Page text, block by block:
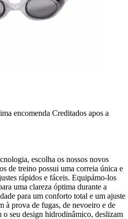
encomenda Creditados apos a
escolha os nossos novos
de treino possui uma correia única e
rápidos e fáceis. Equipámo-los
uma clareza óptima durante a
para um conforto total e um ajuste
à prova de fugas, de nevoeiro e de
o seu design hidrodinâmico, deslizam